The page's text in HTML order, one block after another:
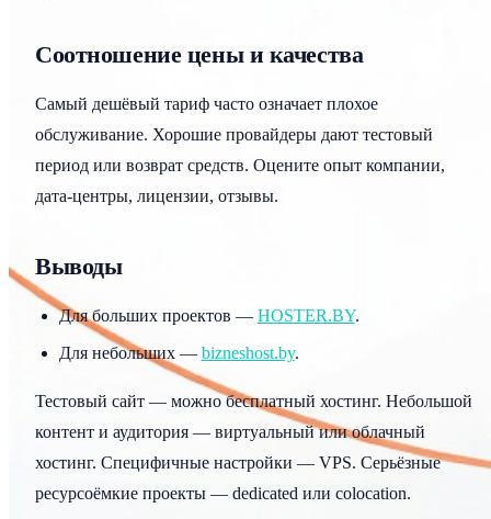
Соотношение цены и качества
Самый дешёвый тариф часто означает плохое
обслуживание. Хорошие провайдеры дают тестовый
период или возврат средств. Оцените опыт компании,
дата-центры, лицензии, отзывы.
Выводы
Для больших проектов — HOSTER.BY.
Для небольших — bizneshost.by.
Тестовый сайт — можно бесплатный хостинг. Небольшой
контент и аудитория — виртуальный или облачный
хостинг. Специфичные настройки — VPS. Серьёзные
ресурсоёмкие проекты — dedicated или colocation.